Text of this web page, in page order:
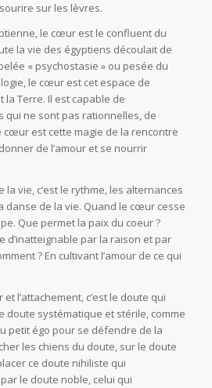
sur les lèvres.
le cœur est le confluent du
la vie des égyptiens découlait de
« psychostasie » ou pesée du
le cœur est cet espace de
la Terre. Il est capable de
qui ne sont pas rationnelles, de
cœur est cette magie de la rencontre
de l’amour et se nourrir
la vie, c’est le rythme, les alternances
danse de la vie. Quand le cœur cesse
Que permet la paix du coeur ?
d’inatteignable par la raison et par
? En cultivant l’amour de ce qui
l’attachement, c’est le doute qui
doute systématique et stérile, comme
petit égo pour se défendre de la
les chiens du doute, sur le doute
ce doute nihiliste qui
le doute noble, celui qui